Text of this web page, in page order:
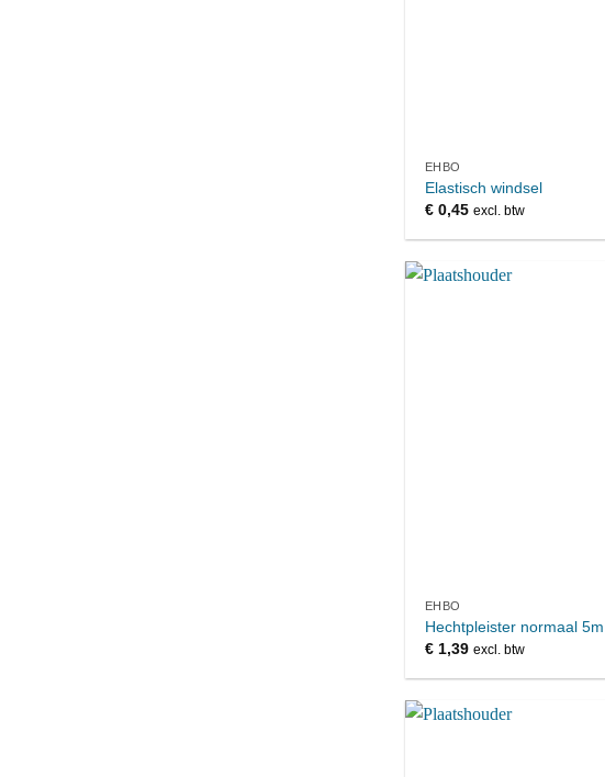
EHBO
Elastisch windsel
€0,45 excl. btw
EHBO
Hechtpleister normaal
€1,39 excl. btw